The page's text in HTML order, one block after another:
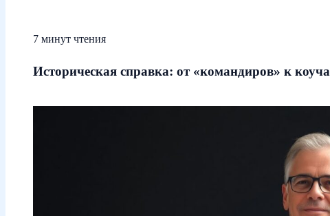
7 минут чтения
Историческая справка: от «командиров» к